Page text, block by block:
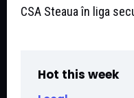
CSA Steaua în liga
Hot this week